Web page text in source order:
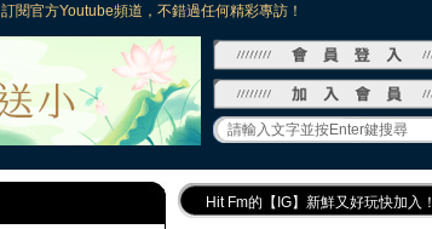
訂閱官方Youtube頻道，不錯過任何精彩專訪！
Hit Fm的【IG】新鮮又好玩快加入！